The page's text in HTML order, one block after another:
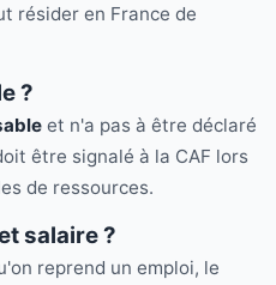
résider en France de
?
et n'a pas à être déclaré
être signalé à la CAF lors
de ressources.
salaire ?
reprend un emploi, le